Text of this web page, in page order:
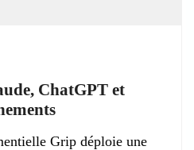
ChatGPT et
Grip déploie une